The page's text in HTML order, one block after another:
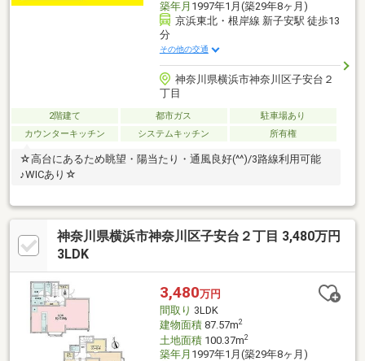
築年月 1997年1月(築29年8ヶ月)
京浜東北・根岸線 新子安駅 徒歩13
分
その他の交通
神奈川県横浜市神奈川区子安台２
丁目
2階建て 都市ガス
駐車場あり
カウンターキッチン
システムキッチン 所有権
☆高台にあるため眺望・陽当たり・通風良好(^^)/3路線利用可能
♪WICあり☆
神奈川県横浜市神奈川区子安台２丁目 3,480万円
3LDK
3,480万円
間取り 3LDK
建物面積87.57m2
土地面積100.37m2
築年月 1997年1月(築29年8ヶ月)